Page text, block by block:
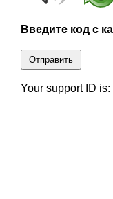
Введите код с
Отправить
Your support ID